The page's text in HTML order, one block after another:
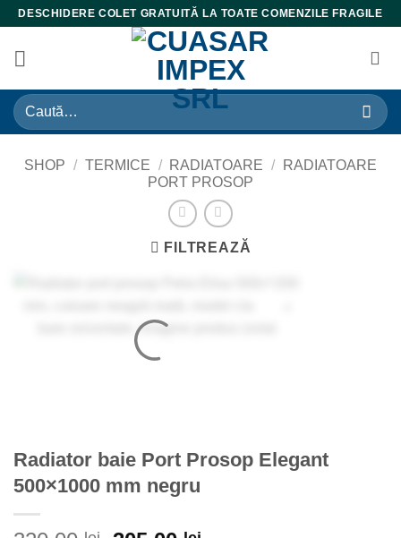
Skip
content
DESCHIDERE COLET GRATUITĂ LA TOATE COMENZILE FRAGILE
Caută
după:
SHOP / TERMICE / RADIATOARE /
RADIATOARE
PORT PROSOP
FILTREAZĂ
Radiator baie Port Prosop Elegant
500×1000 mm negru